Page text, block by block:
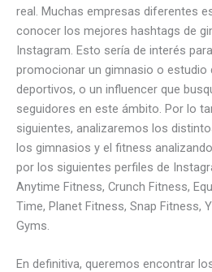
real. Muchas empresas diferentes
conocer los mejores hashtags de
Instagram. Esto sería de interés
promocionar un gimnasio o estudio
deportivos, o un influencer que
seguidores en este ámbito. Por lo
siguientes, analizaremos los
los gimnasios y el fitness
por los siguientes perfiles de
Anytime Fitness, Crunch Fitness,
Time, Planet Fitness, Snap Fitness,
Gyms.
En definitiva, queremos encontrar